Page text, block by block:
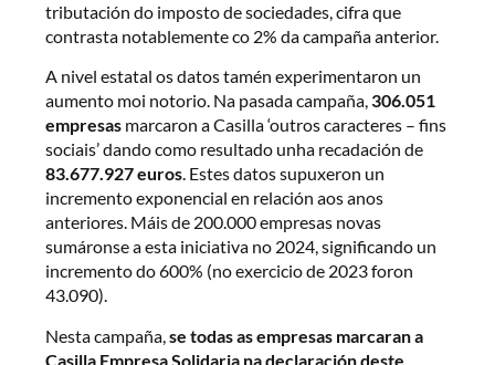
tributación do imposto de sociedades, cifra que
contrasta notablemente co 2% da campaña anterior.
A nivel estatal os datos tamén experimentaron un
aumento moi notorio. Na pasada campaña, 306.051
empresas marcaron a Casilla ‘outros caracteres – fins
sociais’ dando como resultado unha recadación de
83.677.927 euros. Estes datos supuxeron un
incremento exponencial en relación aos anos
anteriores. Máis de 200.000 empresas novas
sumáronse a esta iniciativa no 2024, significando un
incremento do 600% (no exercicio de 2023 foron
43.090).
Nesta campaña,se todas as empresas marcaran a
Casilla Empresa Solidaria na declaración deste